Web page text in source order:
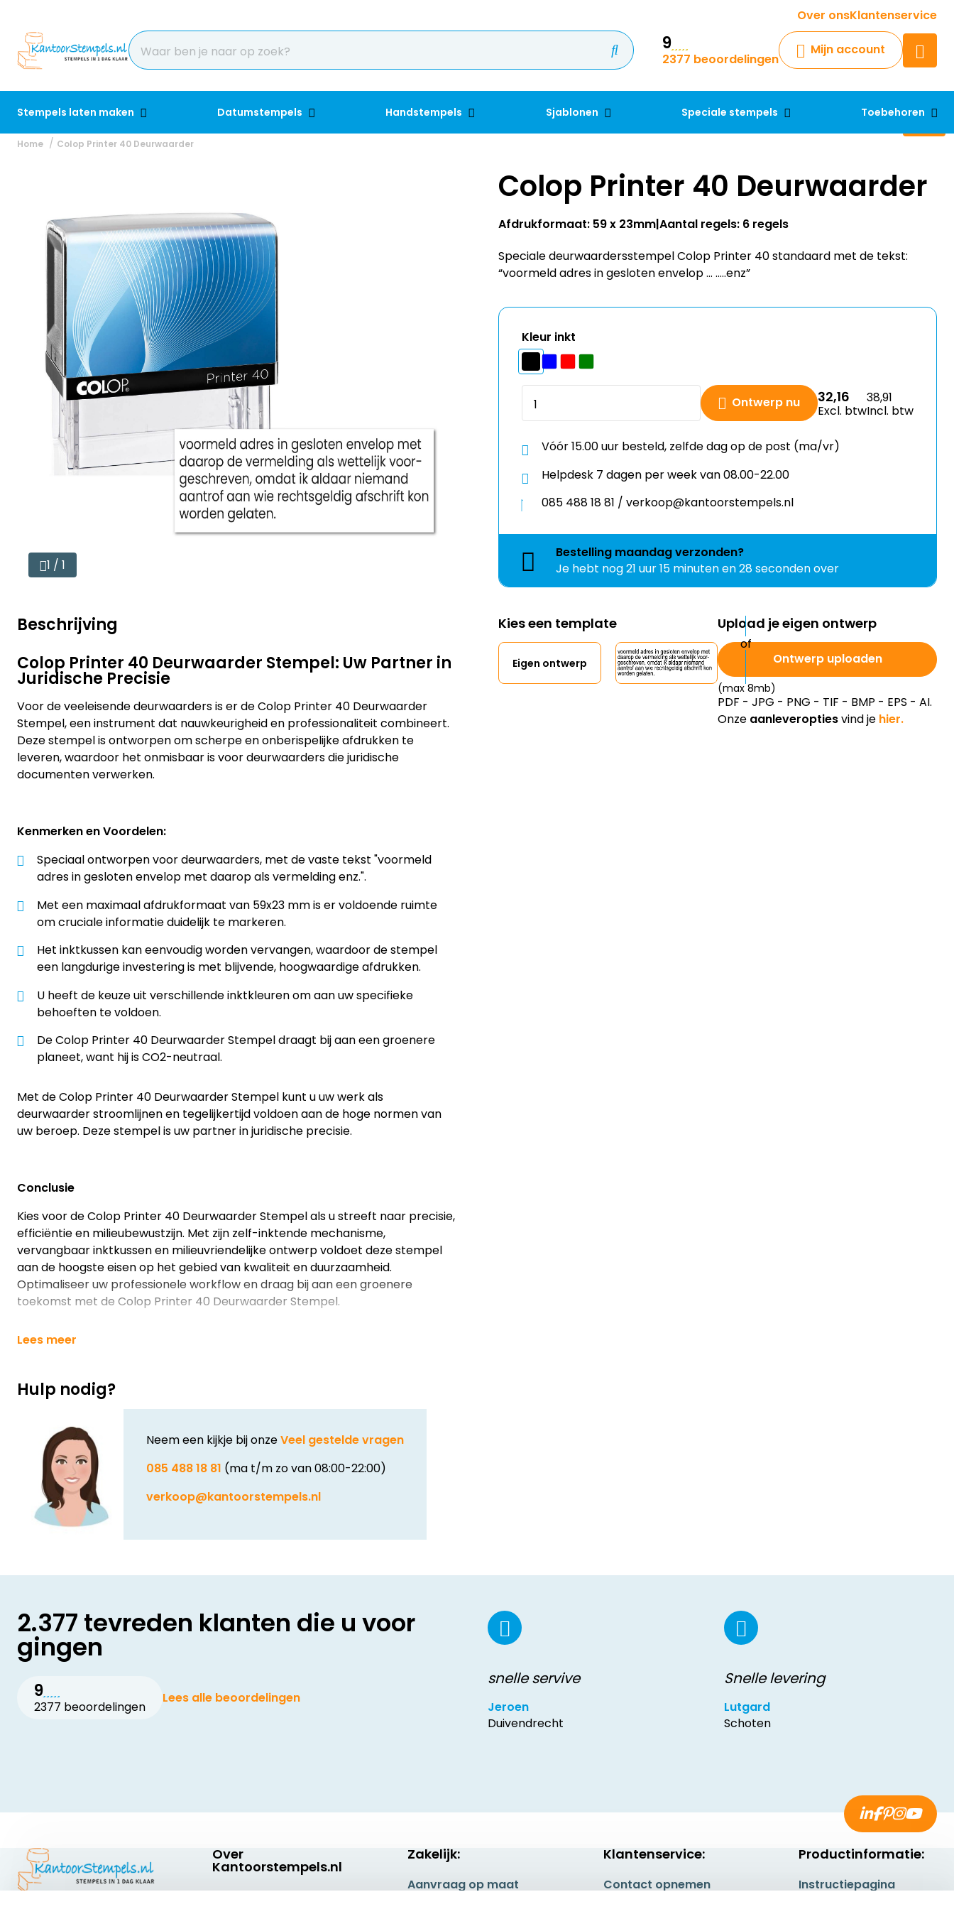
Over onsKlantenservice
9
2377 beoordelingen
Mijn account
Stempels laten maken Datumstempels Handstempels Sjablonen Speciale stempels Toebehoren
Krijg een antwoord op uw vraag
Chatbot
Chat 24/7 met onze chatbot
Contact
Home Colop Printer 40 Deurwaarder
1 / 1
Beschrijving
Colop Printer 40 Deurwaarder Stempel: Uw Partner in
Juridische Precisie
Voor de veeleisende deurwaarders is er de Colop Printer 40 Deurwaarder
Stempel, een instrument dat nauwkeurigheid en professionaliteit combineert.
Deze stempel is ontworpen om scherpe en onberispelijke afdrukken te
leveren, waardoor het onmisbaar is voor deurwaarders die juridische
documenten verwerken.
Kenmerken en Voordelen:
Speciaal ontworpen voor deurwaarders, met de vaste tekst "voormeld
adres in gesloten envelop met daarop als vermelding enz.".
Met een maximaal afdrukformaat van 59x23 mm is er voldoende ruimte
om cruciale informatie duidelijk te markeren.
Het inktkussen kan eenvoudig worden vervangen, waardoor de stempel
een langdurige investering is met blijvende, hoogwaardige afdrukken.
U heeft de keuze uit verschillende inktkleuren om aan uw specifieke
behoeften te voldoen.
De Colop Printer 40 Deurwaarder Stempel draagt bij aan een groenere
planeet, want hij is CO2-neutraal.
Met de Colop Printer 40 Deurwaarder Stempel kunt u uw werk als
deurwaarder stroomlijnen en tegelijkertijd voldoen aan de hoge normen van
uw beroep. Deze stempel is uw partner in juridische precisie.
Conclusie
Kies voor de Colop Printer 40 Deurwaarder Stempel als u streeft naar precisie,
efficiëntie en milieubewustzijn. Met zijn zelf-inktende mechanisme,
vervangbaar inktkussen en milieuvriendelijke ontwerp voldoet deze stempel
aan de hoogste eisen op het gebied van kwaliteit en duurzaamheid.
Optimaliseer uw professionele workflow en draag bij aan een groenere
toekomst met de Colop Printer 40 Deurwaarder Stempel.
Lees meer
Hulp nodig?
Neem een kijkje bij onzeVeel gestelde vragen
085 488 18 81 (ma t/m zo van 08:00-22:00)
verkoop@kantoorstempels.nl
Colop Printer 40 Deurwaarder
Afdrukformaat: 59 x 23mm Aantal regels: 6 regels
Speciale deurwaardersstempel Colop Printer 40 standaard met de tekst:
“voormeld adres in gesloten envelop … …..enz”
Kleur inkt
Ontwerp nu 32,16
Excl. btw
38,91
Incl. btw
Vóór 15.00 uur besteld, zelfde dag op de post (ma/vr)
Helpdesk 7 dagen per week van 08.00-22.00
085 488 18 81 / verkoop@kantoorstempels.nl
Bestelling maandagverzonden?
Je hebt nog21 uur 15 minuten en 28 seconden over
Kies een template
Eigen ontwerp
Upload je eigen ontwerp
Ontwerp uploaden
(max 8mb)
PDF - JPG - PNG - TIF - BMP - EPS - AI.
Onze aanleveroptiesvind je hier.
2.377 tevreden klanten die u voor
gingen
9
2377 beoordelingen
Lees alle beoordelingen
snelle servive
Jeroen
Duivendrecht
Snelle levering
Lutgard
Schoten
Over
Kantoorstempels.nl
Zakelijk:
Aanvraag op maat
Klantenservice:
Contact opnemen
Productinformatie:
Instructiepagina